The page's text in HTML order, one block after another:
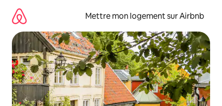
directement
contenu
Mettre mon logement sur Airbnb